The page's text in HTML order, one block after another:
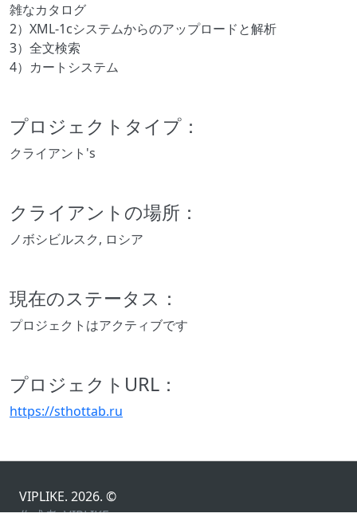
雑なカタログ
2）XML-1cシステムからのアップロードと解析
3）全文検索
4）カートシステム
プロジェクトタイプ：
クライアント's
クライアントの場所：
ノボシビルスク, ロシア
現在のステータス：
プロジェクトはアクティブです
プロジェクトURL：
https://sthottab.ru
VIPLIKE. 2026. ©
作成者:VIPLIKE